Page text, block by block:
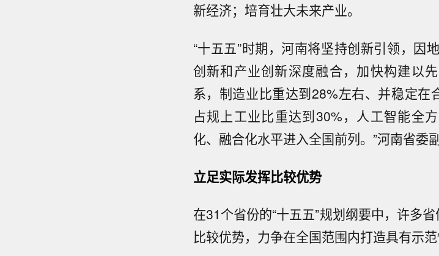
新经济；培育壮大未来产业。
“十五五”时期，河南将坚持创新引领，因
创新和产业创新深度融合，加快构建以
系，制造业比重达到28%左右、并稳定在
占规上工业比重达到30%，人工智能全
化、融合化水平进入全国前列。”河南省委
立足实际发挥比较优势
在31个省份的“十五五”规划纲要中，许多
比较优势，力争在全国范围内打造具有示范